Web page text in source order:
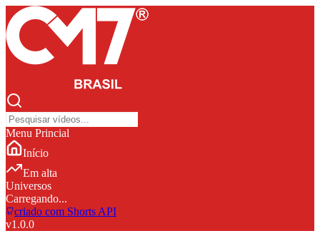
Menu Princial
Início
Em alta
Universos
Carregando...
criado com Shorts API
v1.0.0